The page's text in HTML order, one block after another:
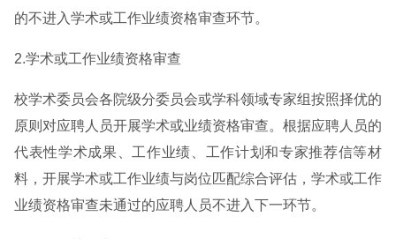
的不进入学术或工作业绩资格审查环节。
2.学术或工作业绩资格审查
校学术委员会各院级分委员会或学科领域专家组按照择优的
原则对应聘人员开展学术或业绩资格审查。根据应聘人员的
代表性学术成果、工作业绩、工作计划和专家推荐信等材
料，开展学术或工作业绩与岗位匹配综合评估，学术或工作
业绩资格审查未通过的应聘人员不进入下一环节。